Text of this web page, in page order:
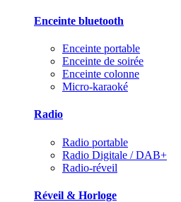
Enceinte bluetooth
Enceinte portable
Enceinte de soirée
Enceinte colonne
Micro-karaoké
Radio
Radio portable
Radio Digitale / DAB+
Radio-réveil
Réveil & Horloge